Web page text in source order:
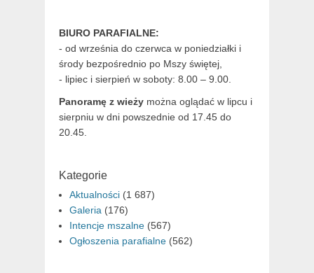
BIURO PARAFIALNE:
- od września do czerwca w poniedziałki i
środy bezpośrednio po Mszy świętej,
- lipiec i sierpień w soboty: 8.00 – 9.00.
Panoramę z wieży można oglądać w lipcu i
sierpniu w dni powszednie od 17.45 do
20.45.
Kategorie
Aktualności (1 687)
Galeria (176)
Intencje mszalne (567)
Ogłoszenia parafialne (562)